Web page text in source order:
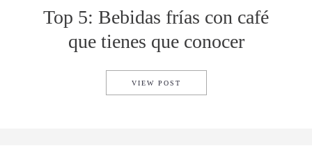
Top 5: Bebidas frías con café
que tienes que conocer
VIEW POST